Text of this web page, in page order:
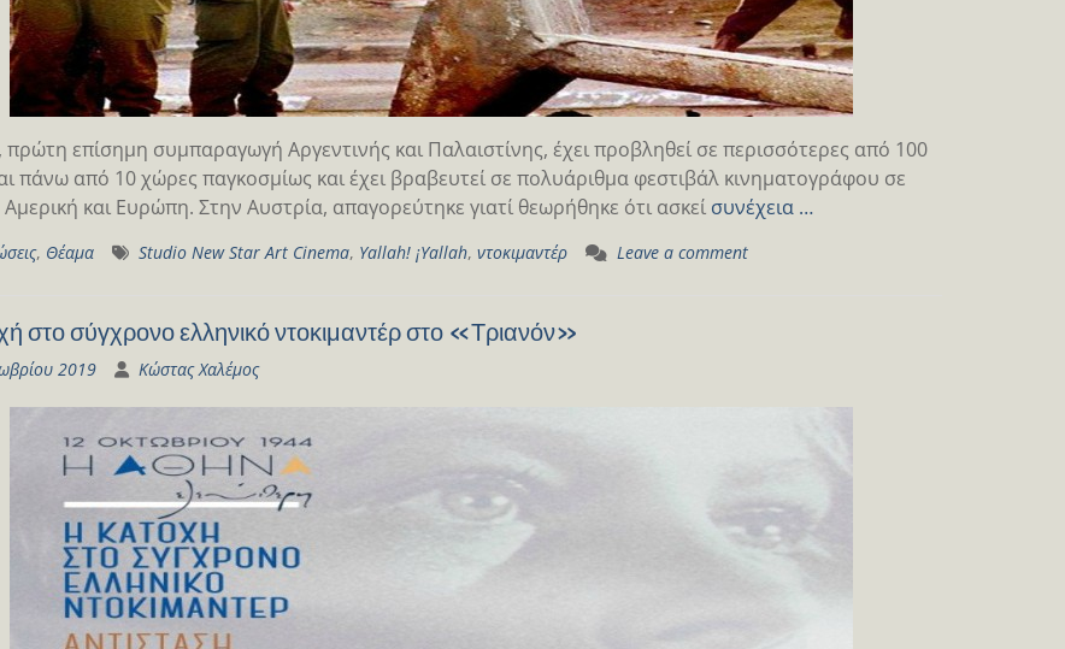
πρώτη επίσημη συμπαραγωγή Αργεντινής και Παλαιστίνης, έχει προβληθεί σε περισσότερες από 100
πάνω από 10 χώρες παγκοσμίως και έχει βραβευτεί σε πολυάριθμα φεστιβάλ κινηματογράφου σε
Αμερική και Ευρώπη. Στην Αυστρία, απαγορεύτηκε γιατί θεωρήθηκε ότι ασκεί συνέχεια …
, Θέαμα Studio New Star Art Cinema, Yallah! ¡Yallah, ντοκιμαντέρ Leave a comment
στο σύγχρονο ελληνικό ντοκιμαντέρ στο «Τριανόν»
2019 Κώστας Χαλέμος